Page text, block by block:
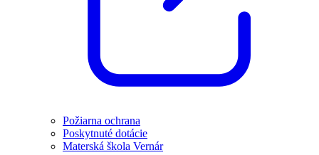
Požiarna ochrana
Poskytnuté dotácie
Materská škola Vernár